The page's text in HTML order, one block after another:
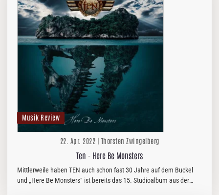
Musik Review
22. Apr. 2022 | Thorsten Zwingelberg
Ten - Here Be Monsters
Mittlerweile haben TEN auch schon fast 30 Jahre auf dem Buckel
und „Here Be Monsters“ ist bereits das 15. Studioalbum aus der